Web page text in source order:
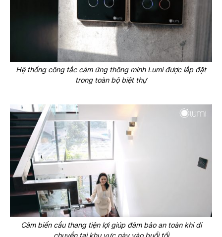
Hệ thống công tắc cảm ứng thông minh Lumi được lắp đặt
trong toàn bộ biệt thự
Cảm biến cầu thang tiện lợi giúp đảm bảo an toàn khi di